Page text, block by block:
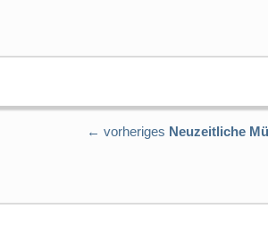
← vorheriges Neuzeitliche